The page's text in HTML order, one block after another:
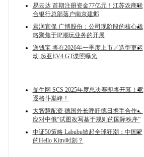
易云达 首期注册资金77亿元！江苏农商联
合银行总部落户南京建邺
君润宜保 广博股份：公司现阶段的核心战
略聚焦于IP潮玩业务的开展
送钱宝 将在2026年一季度上市／造型更运
动 起亚EV4 GT谍照曝光
鼎牛网 SCS 2025年度总决赛即将开幕！竞
逐格斗巅峰！
大智慧配资 德国外长呼吁德日携手合作，
应对中俄“试图改写基于规则的国际秩序”
中证50策略 Labubu掀起全球狂潮：中国IP
的Hello Kitty时刻？